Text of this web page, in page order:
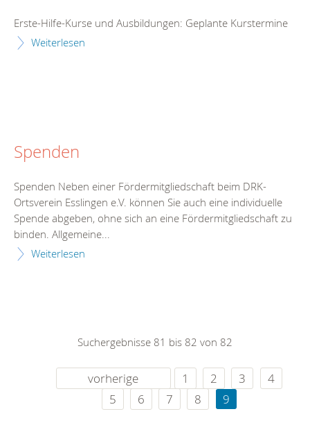
Erste-Hilfe-Kurse und Ausbildungen: Geplante Kurstermine
Weiterlesen
Spenden
Spenden Neben einer Fördermitgliedschaft beim DRK-
Ortsverein Esslingen e.V. können Sie auch eine individuelle
Spende abgeben, ohne sich an eine Fördermitgliedschaft zu
binden. Allgemeine...
Weiterlesen
Suchergebnisse 81 bis 82 von 82
vorherige 1 2 3
4
5
6 7 8 9